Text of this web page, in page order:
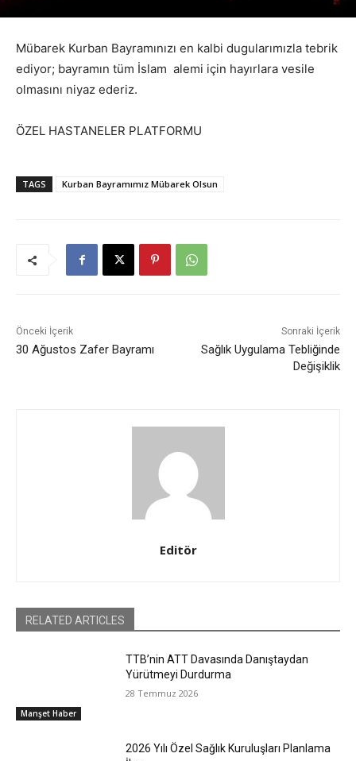
Mübarek Kurban Bayramınızı en kalbi dugularımızla tebrik
ediyor; bayramın tüm İslam alemi için hayırlara vesile
olmasını niyaz ederiz.
ÖZEL HASTANELER PLATFORMU
TAGS Kurban Bayramımız Mübarek Olsun
Önceki İçerik
30 Ağustos Zafer Bayramı
Sonraki İçerik
Sağlık Uygulama Tebliğinde
Değişiklik
Editör
RELATED ARTICLES
Manşet Haber
TTB’nin ATT Davasında Danıştaydan
Yürütmeyi Durdurma
28 Temmuz 2026
2026 Yılı Özel Sağlık Kuruluşları Planlama